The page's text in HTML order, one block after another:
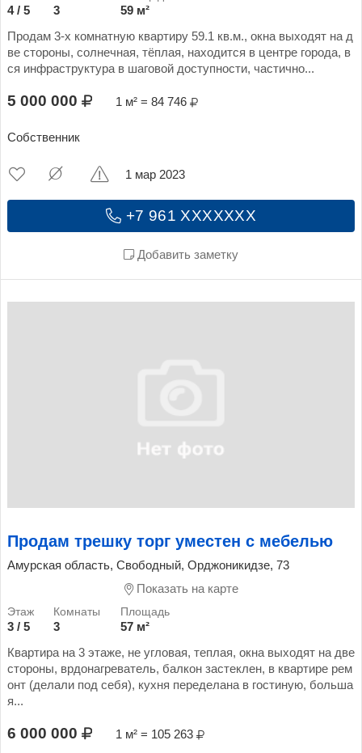
4 / 5 3
59 м²
Продам 3-х комнатную квартиру 59.1 кв.м., окна выходят на д
ве стороны, солнечная, тёплая, находится в центре города, в
ся инфраструктура в шаговой доступности, частично...
5 000 000 1 м² = 84 746
Собственник
+7 961 XXXXXXX
Добавить заметку
1 мар 2023
Продам трешку торг уместен с мебелью
Амурская область, Свободный, Орджоникидзе, 73
Показать на карте
3 / 5 3
57 м²
Квартира на 3 этаже, не угловая, теплая, окна выходят на две
стороны, врдонагреватель, балкон застеклен, в квартире рем
онт (делали под себя), кухня переделана в гостиную, больша
я...
6 000 000 1 м² = 105 263